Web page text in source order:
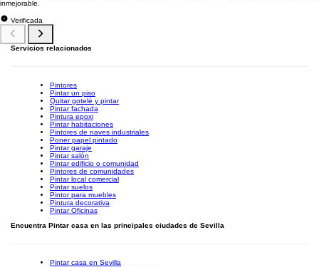
inmejorable.
Verificada
Servicios relacionados
Pintores
Pintar un piso
Quitar gotelé y pintar
Pintar fachada
Pintura epoxi
Pintar habitaciones
Pintores de naves industriales
Poner papel pintado
Pintar garaje
Pintar salón
Pintar edificio o comunidad
Pintores de comunidades
Pintar local comercial
Pintar suelos
Pintor para muebles
Pintura decorativa
Pintar Oficinas
Encuentra Pintar casa en las principales ciudades de Sevilla
Pintar casa en Sevilla